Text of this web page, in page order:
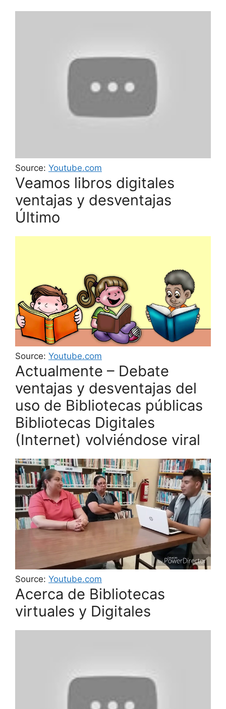
Source: Youtube.com
Veamos libros digitales
ventajas y desventajas
Último
Source: Youtube.com
Actualmente – Debate
ventajas y desventajas del
uso de Bibliotecas públicas
Bibliotecas Digitales
(Internet) volviéndose viral
Source: Youtube.com
Acerca de Bibliotecas
virtuales y Digitales